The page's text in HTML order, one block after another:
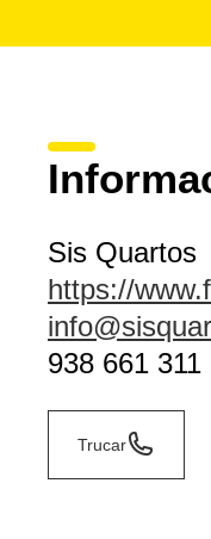
Sis Quartos
https://
938 661 311
Trucar